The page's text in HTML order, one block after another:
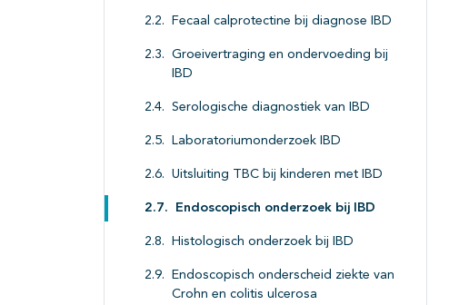
Fecaal calprotectine bij diagnose IBD
Groeivertraging en ondervoeding bij
IBD
Serologische diagnostiek van IBD
Laboratoriumonderzoek IBD
Uitsluiting TBC bij kinderen met IBD
Endoscopisch onderzoek bij IBD
Histologisch onderzoek bij IBD
Endoscopisch onderscheid ziekte van
Crohn en colitis ulcerosa